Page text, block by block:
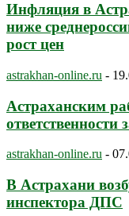
Инфляция в
ниже
рост цен
astrakhan-online.ru -
Астраханским
ответственности
astrakhan-online.ru -
В Астрахани
инспектора ДПС